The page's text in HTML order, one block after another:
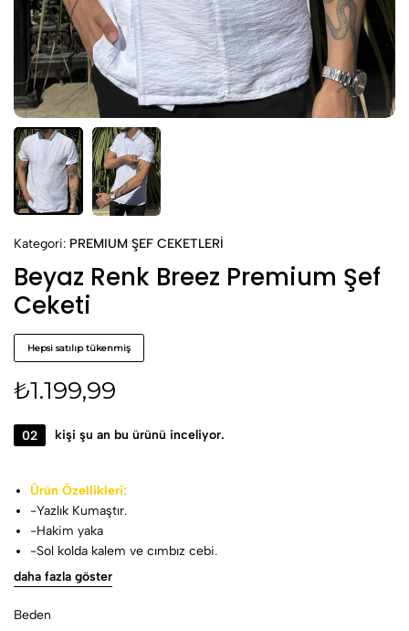
Kategori: PREMIUM ŞEF CEKETLERİ
Beyaz Renk Breez Premium Şef
Ceketi
Hepsi satılıp tükenmiş
₺1.199,99
02 kişi şu an bu ürünü inceliyor.
Ürün Özellikleri:
-Yazlık Kumaştır.
-Hakim yaka
-Sol kolda kalem ve cımbız cebi.
-Lekelere karşı dayanaklı, kolay ütülenebilir kumaş.
Kumaş Özellikleri
%81 viscon %19 pamuk
daha fazla göster
Beden